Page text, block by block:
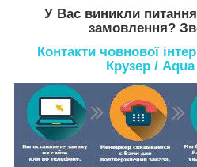
У Вас виникли
замовлення?
Контакти човнової
Крузер /